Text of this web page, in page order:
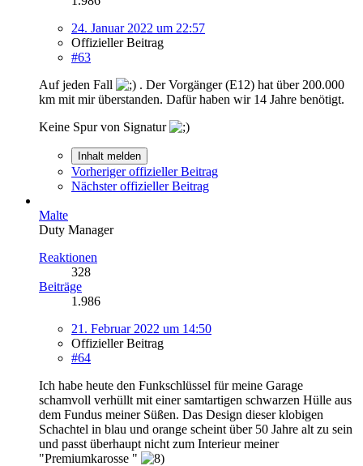
24. Januar 2022 um 22:57
Offizieller Beitrag
#63
Auf jeden Fall
. Der Vorgänger (E12) hat über 200.000
km mit mir überstanden. Dafür haben wir 14 Jahre benötigt.
Keine Spur von Signatur
Inhalt melden
Vorheriger offizieller Beitrag
Nächster offizieller Beitrag
Malte
Duty Manager
Reaktionen
328
Beiträge
1.986
21. Februar 2022 um 14:50
Offizieller Beitrag
#64
Ich habe heute den Funkschlüssel für meine Garage
schamvoll verhüllt mit einer samtartigen schwarzen Hülle aus
dem Fundus meiner Süßen. Das Design dieser klobigen
Schachtel in blau und orange scheint über 50 Jahre alt zu sein
und passt überhaupt nicht zum Interieur meiner
"Premiumkarosse "